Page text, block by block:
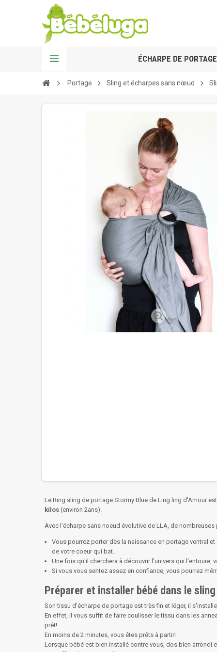
ÉCHARPE DE PORTAGE
Portage Sling et écharpes sans nœud
Le Ring sling de portage Stormy Blue de Ling ling d'Amour
kilos (environ 2ans).
Avec l'écharpe sans noeud évolutive de LLA, de
Vous pourrez porter dès la naissance en portage ventral
de votre coeur qui bat.
Une fois qu'il cherchera à découvrir l'univers qui l'entoure,
Si vous vous sentez assez en confiance, vous pourrez
Préparer et installer bébé dans le
Son tissu d'écharpe de portage est très fin et léger, il
En effet, il vous suffit de faire coulisser le tissu dans les
prêt!
En moins de 2 minutes, vous êtes prêts à partir!
Lorsque bébé est bien installé contre vous, dos bien arrondi